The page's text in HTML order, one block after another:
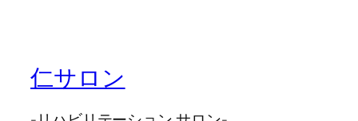
仁サロン